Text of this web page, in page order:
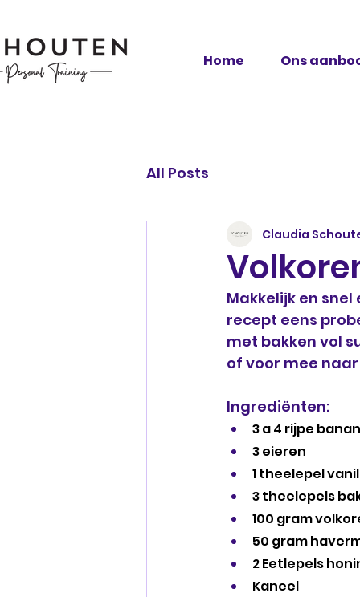
Home Ons
All Posts
Claudia
Makkelijk en
recept eens
met bakken vol
of voor mee
Ingrediënten:
3 a 4 rijpe
3 eieren
1 theelepel
3 theelepels
100 gram
50 gram
2 Eetlepels
Kaneel